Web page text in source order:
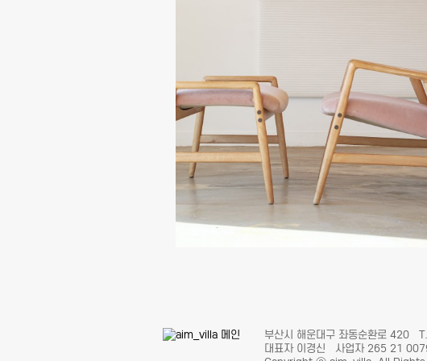
부산시 해운대구 좌동순환로
대표자 이경신 사업자 265 21